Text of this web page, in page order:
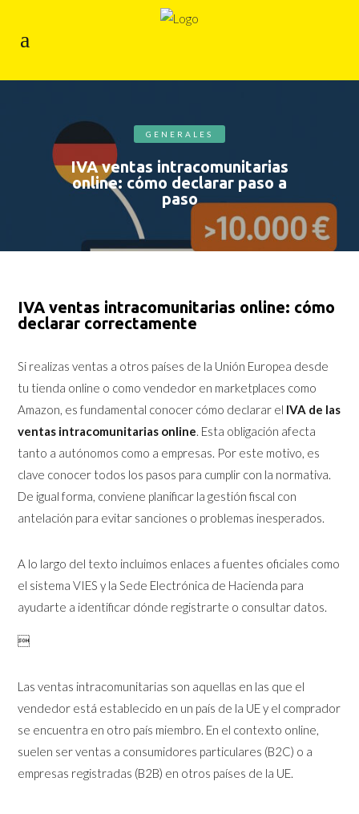
GENERALES
IVA ventas intracomunitarias
online: cómo declarar paso a
paso
IVA ventas intracomunitarias online: cómo
declarar correctamente
Si realizas ventas a otros países de la Unión Europea desde
tu tienda online o como vendedor en marketplaces como
Amazon, es fundamental conocer cómo declarar el IVA de las
ventas intracomunitarias online. Esta obligación afecta
tanto a autónomos como a empresas. Por este motivo, es
clave conocer todos los pasos para cumplir con la normativa.
De igual forma, conviene planificar la gestión fiscal con
antelación para evitar sanciones o problemas inesperados.
A lo largo del texto incluimos enlaces a fuentes oficiales como
el sistema VIES y la Sede Electrónica de Hacienda para
ayudarte a identificar dónde registrarte o consultar datos.

Las ventas intracomunitarias son aquellas en las que el
vendedor está establecido en un país de la UE y el comprador
se encuentra en otro país miembro. En el contexto online,
suelen ser ventas a consumidores particulares (B2C) o a
empresas registradas (B2B) en otros países de la UE.